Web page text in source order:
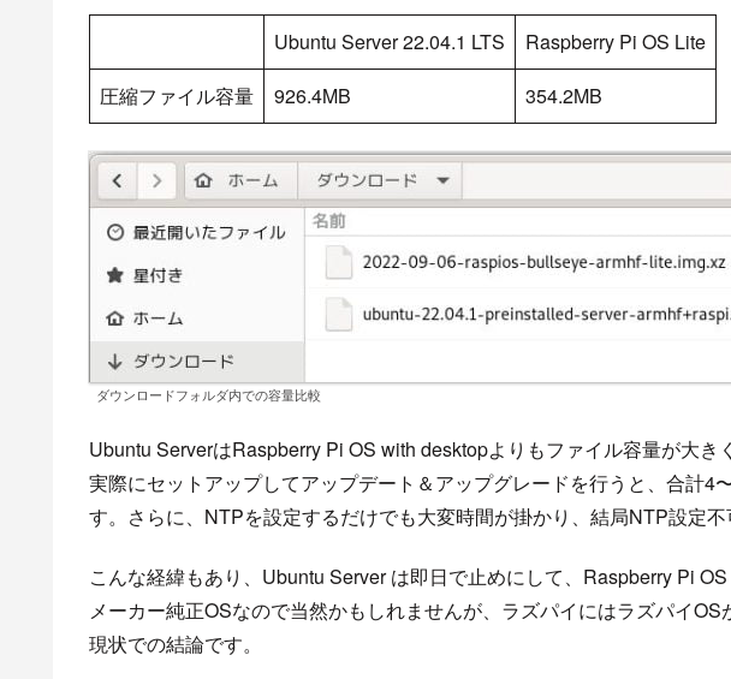
Ubuntu Server 22.04.1 LTS
Raspberry Pi OS Lite
圧縮ファイル容量
926.4MB 354.2MB
ダウンロードフォルダ内での容量比較
Ubuntu ServerはRaspberry Pi OS with desktopよりもファイル容量が大きく
実際にセットアップしてアップデート＆アップグレードを行うと、合計4
す。さらに、NTPを設定するだけでも大変時間が掛かり、結局NTP設定不
こんな経緯もあり、Ubuntu Server は即日で止めにして、Raspberry Pi OS
メーカー純正OSなので当然かもしれませんが、ラズパイにはラズパイOS
現状での結論です。